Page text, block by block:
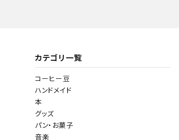
カテゴリ一覧
コーヒー豆
ハンドメイド
本
グッズ
パン・お菓子
音楽